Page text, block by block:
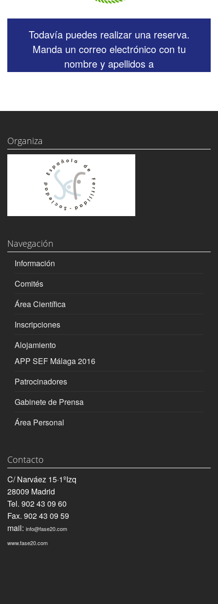
Todavía puedes realizar una reserva.
Manda un correo electrónico con tu
nombre y apellidos a
Organiza
Navegación
Información
Comités
Área Científica
Inscripciones
Alojamiento
APP SEF Málaga 2016
Patrocinadores
Gabinete de Prensa
Área Personal
Contacto
C/ Narváez 15·1ºIzq
28009 Madrid
Tel. 902 43 09 60
Fax. 902 43 09 59
mail: info@fase20.com
www.fase20.com